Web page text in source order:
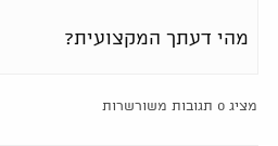
מהי דעתך המקצועית?
מציג 0 תגובות משורשרות